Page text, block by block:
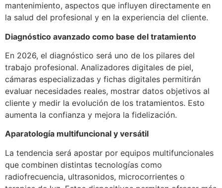
mantenimiento, aspectos que influyen directamente en
la salud del profesional y en la experiencia del cliente.
Diagnóstico avanzado como base del tratamiento
En 2026, el diagnóstico será uno de los pilares del
trabajo profesional. Analizadores digitales de piel,
cámaras especializadas y fichas digitales permitirán
evaluar necesidades reales, mostrar datos objetivos al
cliente y medir la evolución de los tratamientos. Esto
aumenta la confianza y mejora la fidelización.
Aparatología multifuncional y versátil
La tendencia será apostar por equipos multifuncionales
que combinen distintas tecnologías como
radiofrecuencia, ultrasonidos, microcorrientes o